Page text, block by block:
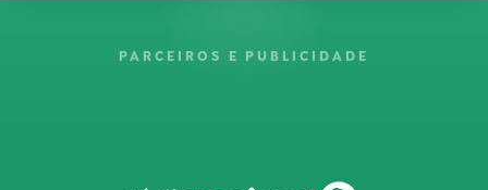
PARCEIROS E PUBLICIDADE